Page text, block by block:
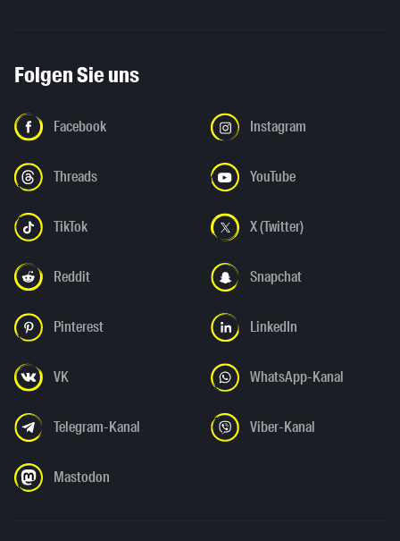
Folgen Sie uns
Facebook Instagram
Threads YouTube
TikTok X (Twitter)
Reddit Snapchat
Pinterest LinkedIn
VK WhatsApp-Kanal
Telegram-Kanal Viber-Kanal
Mastodon